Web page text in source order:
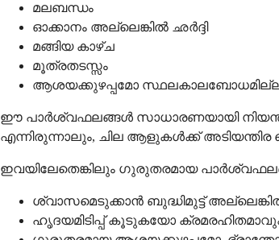
മലബന്ധം
ഓക്കാനം അല്ലെങ്കിൽ ഛർദ്ദി
മങ്ങിയ കാഴ്ച
മൂത്രതടസ്സം
ആശയക്കുഴപ്പമോ
ഈ പാർശ്വഫലങ്ങൾ സാധാരണയായി
എന്നിരുന്നാലും, ചില ആളുകൾക്ക്
ഇവയിലേതെങ്കിലും ഗുരുതരമായ
ശ്വാസമെടുക്കാൻ ബുദ്ധിമുട്ട്
ഹൃദയമിടിപ്പ് കൂടുകയോ